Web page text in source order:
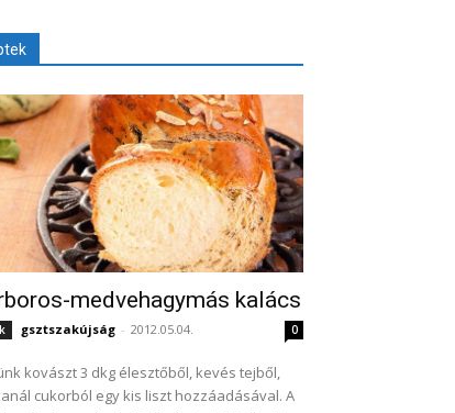
medvehagymás kalács
gsztszakújság - 2012.05.04. 0
kovászt 3 dkg élesztőből, kevés tejből,
cukorból egy kis liszt hozzáadásával. A